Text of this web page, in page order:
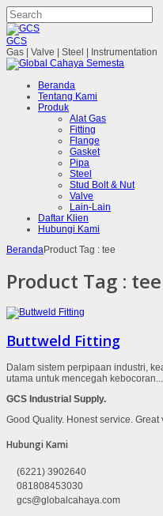
GCS
Gas | Valve | Steel | Instrumentation
Beranda
Tentang Kami
Produk
Alat Gas
Fitting
Flange
Gasket
Pipa
Steel
Stud Bolt & Nut
Valve
Lain-Lain
Daftar Klien
Hubungi Kami
BerandaProduct Tag : tee
Product Tag : tee
Buttweld Fitting
Dalam sistem perpipaan industri,
utama untuk mencegah kebocoran...
GCS Industrial Supply.
Good Quality. Honest service. Great
Hubungi Kami
(6221) 3902640
081808453030
gcs@globalcahaya.com